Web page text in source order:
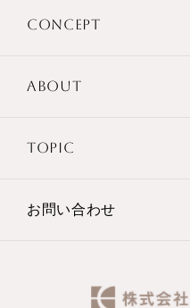
CONCEPT
ABOUT
TOPIC
お問い合わせ